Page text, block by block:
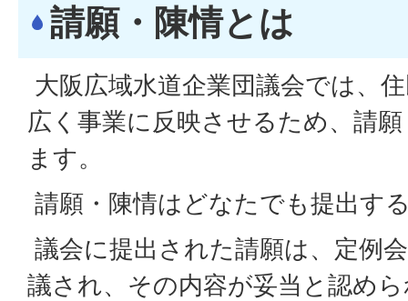
請願・陳情とは
大阪広域水道企業団議会では、
広く事業に反映させるため、請
ます。
請願・陳情はどなたでも提出す
議会に提出された請願は、定例
議され、その内容が妥当と認め